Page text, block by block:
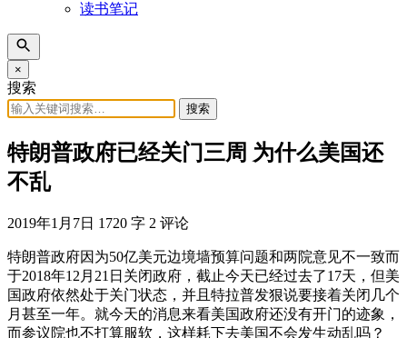
读书笔记
×
搜索
搜索
特朗普政府已经关门三周 为什么美国还
不乱
2019年1月7日 1720 字 2 评论
特朗普政府因为50亿美元边境墙预算问题和两院意见不一致而
于2018年12月21日关闭政府，截止今天已经过去了17天，但美
国政府依然处于关门状态，并且特拉普发狠说要接着关闭几个
月甚至一年。就今天的消息来看美国政府还没有开门的迹象，
而参议院也不打算服软，这样耗下去美国不会发生动乱吗？